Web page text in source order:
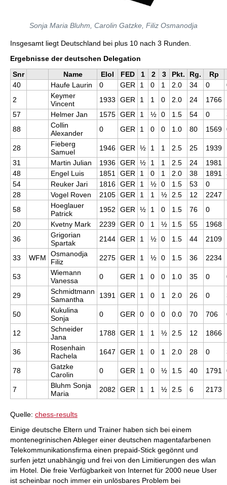
Sonja Maria Bluhm, Carolin Gatzke, Filiz Osmanodja
Insgesamt liegt Deutschland bei plus 10 nach 3 Runden.
Ergebnisse der deutschen Delegation
Snr
Name EloI FED 1 2 3 Pkt. Rg.
Rp
40
Haufe Laurin 0 GER 1 0 1 2.0 34 0
2
Keymer
Vincent
1933 GER 1 1 0 2.0 24 1766
57
Helmer Jan 1575 GER 1 ½ 0 1.5 54 0
88
Collin
Alexander
0 GER 1 0 0 1.0 80 1569
28
Fieberg
Samuel
1946 GER ½ 1 1 2.5 25 1939
31
Martin Julian 1936 GER ½ 1 1 2.5 24 1981
48
Engel Luis 1851 GER 1 0 1 2.0 38 1891
54
Reuker Jari 1816 GER 1 ½ 0 1.5 53 0
28
Vogel Roven 2105 GER 1 1 ½ 2.5 12 2247
58
Hoeglauer
Patrick
1952 GER ½ 1 0 1.5 76 0
20
Kvetny Mark 2239 GER 0 1 ½ 1.5 55 1968
36
Grigorian
Spartak
2144 GER 1 ½ 0 1.5 44 2109
33 WFM
Osmanodja
Filiz
2275 GER 1 ½ 0 1.5 36 2234
53
Wiemann
Vanessa
0 GER 1 0 0 1.0 35 0
29
Schmidtmann
Samantha
1391 GER 1 0 1 2.0 26 0
50
Kukulina
Sonja
0 GER 0 0 0 0.0 70 706
12
Schneider
Jana
1788 GER 1 1 ½ 2.5 12 1866
36
Rosenhain
Rachela
1647 GER 1 0 1 2.0 28 0
78
Gatzke
Carolin
0 GER 1 0 ½ 1.5 40 1791
7
Bluhm Sonja
Maria
2082 GER 1 1 ½ 2.5 6 2173
Quelle: chess-results
Einige deutsche Eltern und Trainer haben sich bei einem
montenegrinischen Ableger einer deutschen magentafarbenen
Telekommunikationsfirma einen prepaid-Stick gegönnt und
surfen jetzt unabhängig und frei von den Limitierungen des wlan
im Hotel. Die freie Verfügbarkeit von Internet für 2000 neue User
ist scheinbar noch immer ein unlösbares Problem bei